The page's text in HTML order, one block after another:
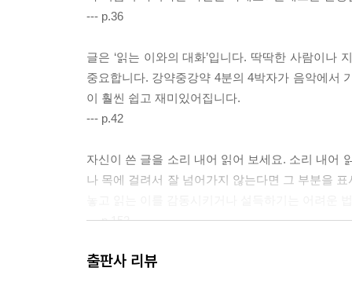
--- p.36
글은 ‘읽는 이와의 대화’입니다. 딱딱한 사람이나
중요합니다. 강약중강약 4분의 4박자가 음악에서
이 훨씬 쉽고 재미있어집니다.
--- p.42
자신이 쓴 글을 소리 내어 읽어 보세요. 소리 내어
나 목에 걸려서 잘 넘어가지 않는다면 그 부분을
--- p.152
인터넷 또는 주변 사람을 통해 내가 기사를 쓰는
출판사 리뷰